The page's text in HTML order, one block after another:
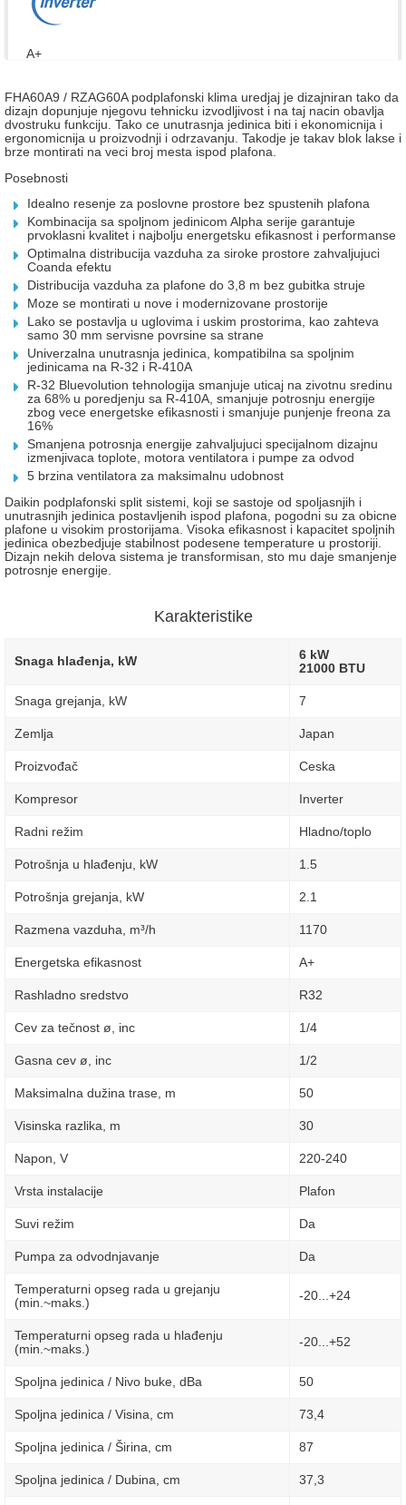
A+
FHA60A9 / RZAG60A podplafonski klima uredjaj je dizajniran tako da
dizajn dopunjuje njegovu tehnicku izvodljivost i na taj nacin obavlja
dvostruku funkciju. Tako ce unutrasnja jedinica biti i ekonomicnija i
ergonomicnija u proizvodnji i odrzavanju. Takodje je takav blok lakse i
brze montirati na veci broj mesta ispod plafona.
Posebnosti
Idealno resenje za poslovne prostore bez spustenih plafona
Kombinacija sa spoljnom jedinicom Alpha serije garantuje
prvoklasni kvalitet i najbolju energetsku efikasnost i performanse
Optimalna distribucija vazduha za siroke prostore zahvaljujuci
Coanda efektu
Distribucija vazduha za plafone do 3,8 m bez gubitka struje
Moze se montirati u nove i modernizovane prostorije
Lako se postavlja u uglovima i uskim prostorima, kao zahteva
samo 30 mm servisne povrsine sa strane
Univerzalna unutrasnja jedinica, kompatibilna sa spoljnim
jedinicama na R-32 i R-410A
R-32 Bluevolution tehnologija smanjuje uticaj na zivotnu sredinu
za 68% u poredjenju sa R-410A, smanjuje potrosnju energije
zbog vece energetske efikasnosti i smanjuje punjenje freona za
16%
Smanjena potrosnja energije zahvaljujuci specijalnom dizajnu
izmenjivaca toplote, motora ventilatora i pumpe za odvod
5 brzina ventilatora za maksimalnu udobnost
Daikin podplafonski split sistemi, koji se sastoje od spoljasnjih i
unutrasnjih jedinica postavljenih ispod plafona, pogodni su za obicne
plafone u visokim prostorijama. Visoka efikasnost i kapacitet spoljnih
jedinica obezbedjuje stabilnost podesene temperature u prostoriji.
Dizajn nekih delova sistema je transformisan, sto mu daje smanjenje
potrosnje energije.
Karakteristike
Snaga hlađenja, kW
6 kW
21000 BTU
Snaga grejanja, kW 7
Zemlja Japan
Proizvođač Ceska
Kompresor Inverter
Radni režim Hladno/toplo
Potrošnja u hlađenju, kW 1.5
Potrošnja grejanja, kW 2.1
Razmena vazduha, m³/h 1170
Energetska efikasnost A+
Rashladno sredstvo R32
Cev za tečnost ø, inc 1/4
Gasna cev ø, inc 1/2
Maksimalna dužina trase, m 50
Visinska razlika, m 30
Napon, V 220-240
Vrsta instalacije Plafon
Suvi režim Da
Pumpa za odvodnjavanje Da
Temperaturni opseg rada u grejanju
(min.~maks.)
-20...+24
Temperaturni opseg rada u hlađenju
(min.~maks.)
-20...+52
Spoljna jedinica / Nivo buke, dBa 50
Spoljna jedinica / Visina, сm 73,4
Spoljna jedinica / Širina, сm 87
Spoljna jedinica / Dubina, сm 37,3